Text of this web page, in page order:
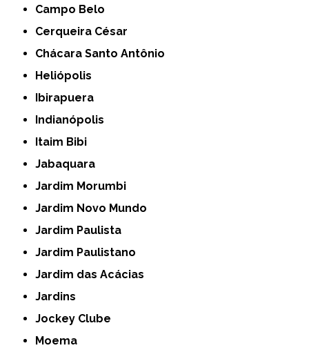
Campo Belo
Cerqueira César
Chácara Santo Antônio
Heliópolis
Ibirapuera
Indianópolis
Itaim Bibi
Jabaquara
Jardim Morumbi
Jardim Novo Mundo
Jardim Paulista
Jardim Paulistano
Jardim das Acácias
Jardins
Jockey Clube
Moema